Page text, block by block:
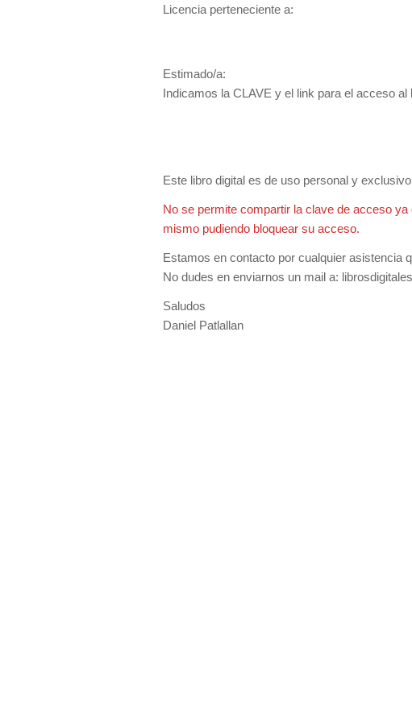
Licencia perteneciente a:
Estimado/a:
Indicamos la CLAVE y el link para el acceso al
Este libro digital es de uso personal y
No se permite compartir la clave de acceso
mismo pudiendo bloquear su acceso.
Estamos en contacto por cualquier asistencia
No dudes en enviarnos un mail a:
Saludos
Daniel Patlallan